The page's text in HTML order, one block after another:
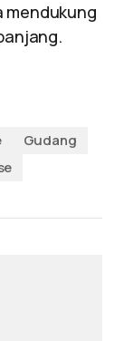
mendukung
Gudang